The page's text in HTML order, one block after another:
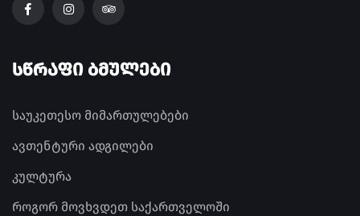
ᲡᲬᲠᲐᲤᲘ ᲑᲛᲣᲚᲔᲑᲘ
საუკეთესო მიმართულებები
ავთენტური ადგილები
კულტურა
როგორ მოვხვდეთ საქართველოში